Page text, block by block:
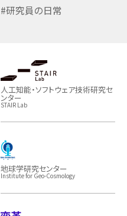
#研究員の日常
人工知能・ソフトウェア技術研究セ
ンター
STAIR Lab
地球学研究センター
Institute for Geo-Cosmology